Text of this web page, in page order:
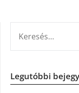
Legutóbbi